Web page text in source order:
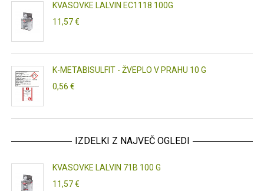
KVASOVKE LALVIN EC1118 100G
11,57 €
K-METABISULFIT - ŽVEPLO V PRAHU 10 G
0,56 €
IZDELKI Z NAJVEČ OGLEDI
KVASOVKE LALVIN 71B 100 G
11,57 €